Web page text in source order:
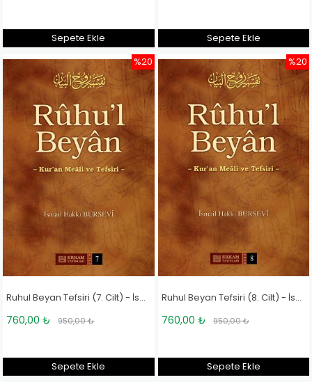
Sepete Ekle Sepete Ekle
Ruhul Beyan Tefsiri (7. Cilt) - İsmail Hakkı Bursevi
760,00 ₺ 950,00 ₺
Sepete Ekle
%20
Ruhul Beyan Tefsiri (8. Cilt) - İsmail Hakkı Bursevi
760,00 ₺ 950,00 ₺
Sepete Ekle
%20